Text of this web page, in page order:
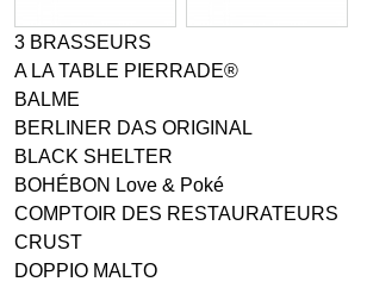
3 BRASSEURS
A LA TABLE PIERRADE®
BALME
BERLINER DAS ORIGINAL
BLACK SHELTER
BOHÉBON Love & Poké
COMPTOIR DES RESTAURATEURS
CRUST
DOPPIO MALTO